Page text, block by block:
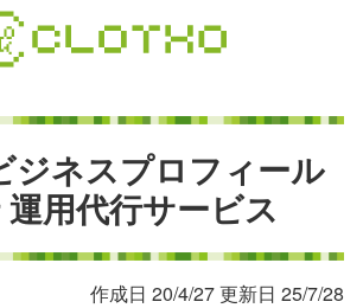
ジネスプロフィール
運用代行サービス
作成日 20/4/27 更新日 25/7/28